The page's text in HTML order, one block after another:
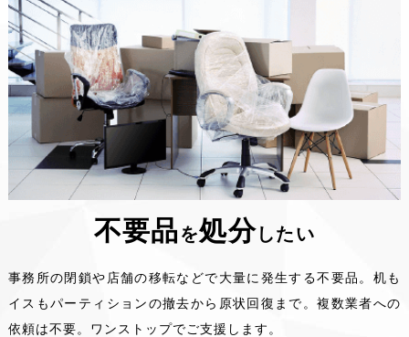
不要品 を処分したい
事務所の閉鎖や店舗の移転などで大量に発生する不要品。机も
イスもパーティションの撤去から原状回復まで。複数業者への
依頼は不要。ワンストップでご支援します。